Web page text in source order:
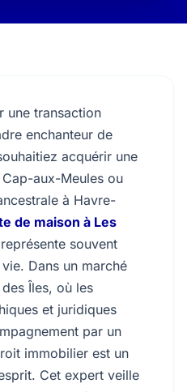
une transaction
enchanteur de
acquérir une
aux-Meules ou
à Havre-
de maison à Les
représente souvent
Dans un marché
Îles, où les
et juridiques
par un
immobilier est un
Cet expert veille